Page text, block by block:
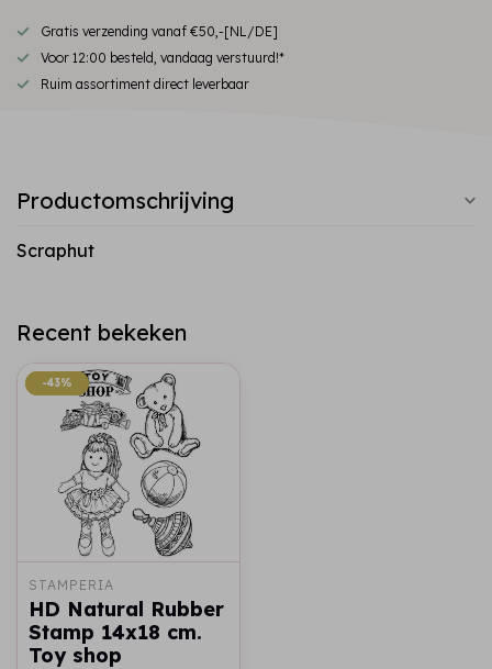
Gratis verzending vanaf €50,-[NL/DE]
Voor 12:00 besteld, vandaag verstuurd!*
Ruim assortiment direct leverbaar
Productomschrijving
Scraphut
Recent bekeken
-43%
-43%
STAMPERIA
HD Natural Rubber
Stamp 14x18 cm.
Toy shop